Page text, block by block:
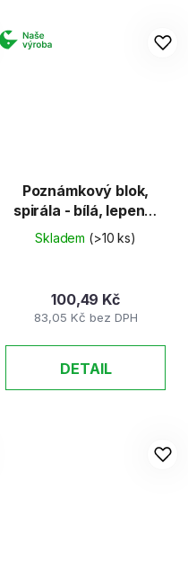
Poznámkový blok,
spirála - bílá, lepená,
9 x 9 x 4,5 cm
Skladem (>10 ks)
83,05 Kč bez DPH
100,49 Kč
DETAIL